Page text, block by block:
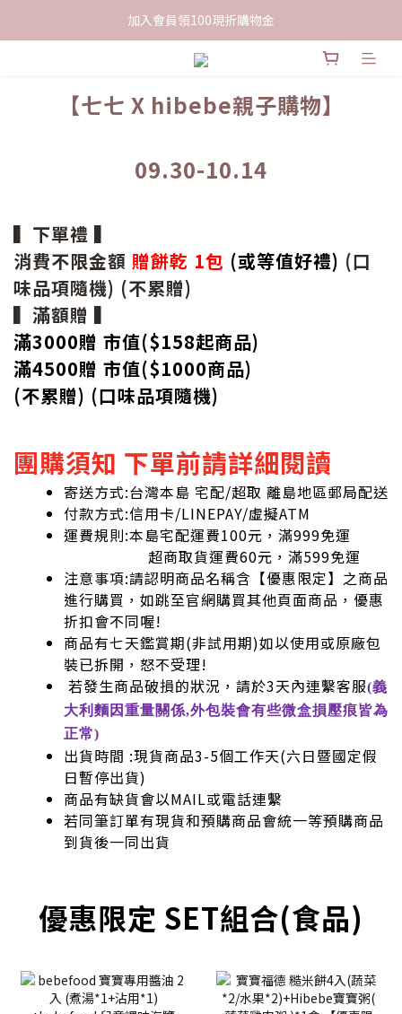
限時下單送餅乾乙包，滿$999免運
【七七 X hibebe親子購物】
09.30-10.14
▍下單禮 ▍
消費不限金額 贈餅乾 1包 (或等值好禮) (口
味品項隨機) (不累贈)
▍滿額贈 ▍
滿3000贈 市值($158起商品)
滿4500贈 市值($1000商品)
(不累贈) (口味品項隨機)
團購須知 下單前請詳細閱讀
寄送方式:台灣本島 宅配/超取 離島地區郵局配送
付款方式:信用卡/LINEPAY/虛擬ATM
運費規則:本島宅配運費100元，滿999免運
超商取貨運費60元，滿599免運
注意事項:請認明商品名稱含【優惠限定】之商品
進行購買，如跳至官網購買其他頁面商品，優惠
折扣會不同喔!
商品有七天鑑賞期(非試用期)如以使用或原廠包
裝已拆開，怒不受理!
若發生商品破損的狀況，請於3天內連繫客服(義
大利麵因重量關係,外包裝會有些微盒損壓痕皆為
正常)
出貨時間 :現貨商品3-5個工作天(六日暨國定假
日暫停出貨)
商品有缺貨會以MAIL或電話連繫
若同筆訂單有現貨和預購商品會統一等預購商品
到貨後一同出貨
優惠限定 SET組合(食品)